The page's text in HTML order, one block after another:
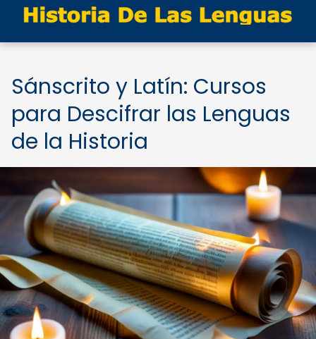
Sánscrito y Latín: Cursos
para Descifrar las Lenguas
de la Historia